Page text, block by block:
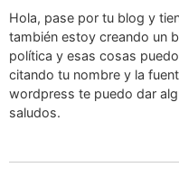
Hola, pase por tu blog y
también estoy creando un
política y esas cosas
citando tu nombre y la
wordpress te puedo dar
saludos.